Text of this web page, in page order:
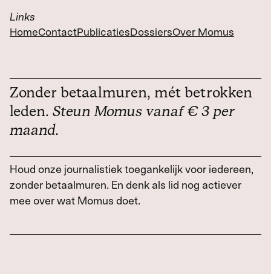
Zonder betaalmuren, mét betrokken
leden. Steun Momus vanaf € 3 per
maand.
Houd onze journalistiek toegankelijk voor iedereen,
zonder betaalmuren. En denk als lid nog actiever
mee over wat Momus doet.
Links
HomeContactPublicatiesDossiersOver Momus